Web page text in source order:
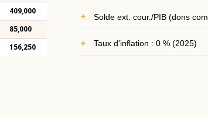
409,000
85,000
156,250
Solde ext. cour./PIB (dons
Taux d'inflation : 0 % (2025)